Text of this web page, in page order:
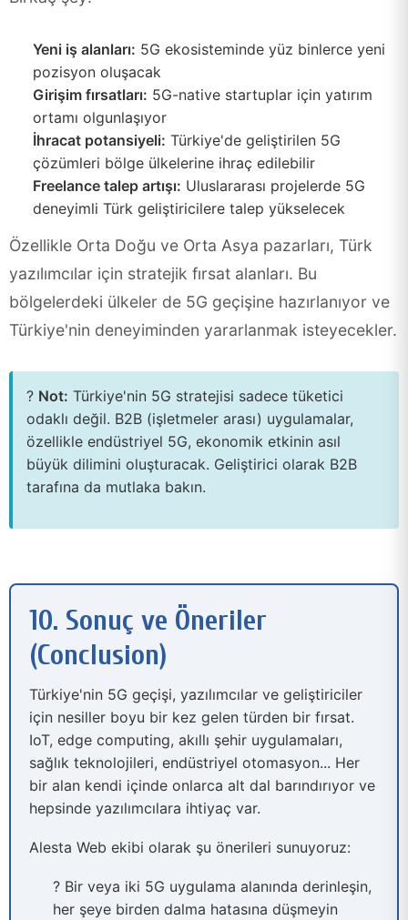
Yeni iş alanları: 5G ekosisteminde yüz binlerce yeni
pozisyon oluşacak
Girişim fırsatları: 5G-native startuplar için yatırım
ortamı olgunlaşıyor
İhracat potansiyeli: Türkiye'de geliştirilen 5G
çözümleri bölge ülkelerine ihraç edilebilir
Freelance talep artışı: Uluslararası projelerde 5G
deneyimli Türk geliştiricilere talep yükselecek
Özellikle Orta Doğu ve Orta Asya pazarları, Türk
yazılımcılar için stratejik fırsat alanları. Bu
bölgelerdeki ülkeler de 5G geçişine hazırlanıyor ve
Türkiye'nin deneyiminden yararlanmak isteyecekler.
? Not: Türkiye'nin 5G stratejisi sadece tüketici
odaklı değil. B2B (işletmeler arası) uygulamalar,
özellikle endüstriyel 5G, ekonomik etkinin asıl
büyük dilimini oluşturacak. Geliştirici olarak B2B
tarafına da mutlaka bakın.
10. Sonuç ve Öneriler
(Conclusion)
Türkiye'nin 5G geçişi, yazılımcılar ve geliştiriciler
için nesiller boyu bir kez gelen türden bir fırsat.
IoT, edge computing, akıllı şehir uygulamaları,
sağlık teknolojileri, endüstriyel otomasyon... Her
bir alan kendi içinde onlarca alt dal barındırıyor ve
hepsinde yazılımcılara ihtiyaç var.
Alesta Web ekibi olarak şu önerileri sunuyoruz:
? Bir veya iki 5G uygulama alanında derinleşin,
her şeye birden dalma hatasına düşmeyin